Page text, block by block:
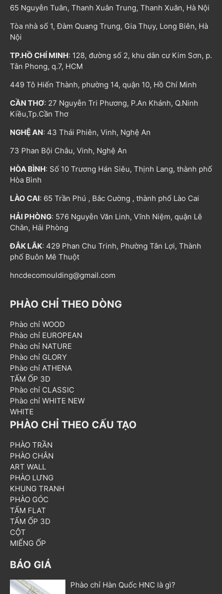
65 Nguyễn Tuân, Thanh Xuân Trung, Thanh Xuân, Hà Nội
Tòa nhà số 1, Đàm Quang Trung, Gia Thụy, Long Biên, Hà
Nội
TP.HỒ CHÍ MINH: 128, đường số 2, khu dân cư Kim Sơn, p.
Tân Phong, q.7, HCM
449 Tô Hiến Thành, phường 14, quận 10, Hồ Chí Minh
CẦN THƠ: 27 Nguyễn Tri Phương, P.An Khánh, Q.Ninh
Kiều,Tp.Cần Thơ
NGHỆ AN: 43 Thái Phiên, Vinh, Nghệ An
73 Phan Bội Châu, Vinh, Nghệ An
HÒA BÌNH: Số 10 Trương Hán Siêu, Thịnh Lang, thành phố
Hòa Bình
LÀO CAI: 65 Trần Phú , Bắc Cường , thành phố Lào Cai
HẢI PHÒNG: 576 Nguyễn Văn Linh, Vĩnh Niệm, quận Lê
Chân, Hải Phòng
ĐẮK LẮK: 429 Phan Chu Trinh, Phường Tân Lợi, Thành
phố Buôn Mê Thuột
hncdecomoulding@gmail.com
PHÀO CHỈ THEO DÒNG
Phào chỉ WOOD
Phào chỉ EUROPEAN
Phào chỉ NATURE
Phào chỉ GLORY
Phào chỉ ATHENA
TẤM ỐP 3D
Phào chỉ CLASSIC
Phào chỉ WHITE NEW
WHITE
PHÀO CHỈ THEO CẤU TẠO
PHÀO TRẦN
PHÀO CHÂN
ART WALL
PHÀO LƯNG
KHUNG TRANH
PHÀO GÓC
TẤM FLAT
TẤM ỐP 3D
CỘT
MIẾNG ỐP
BÁO GIÁ
Phào chỉ Hàn Quốc HNC là gì?